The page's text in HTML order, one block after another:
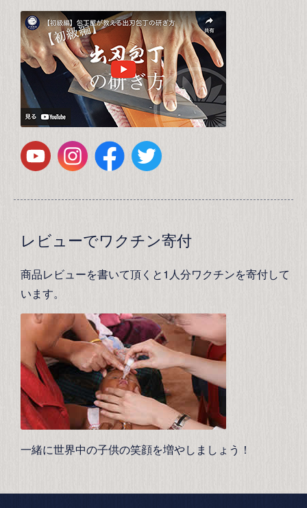
レビューでワクチン寄付
商品レビューを書いて頂くと1人分ワクチンを寄付して
います。
一緒に世界中の子供の笑顔を増やしましょう！